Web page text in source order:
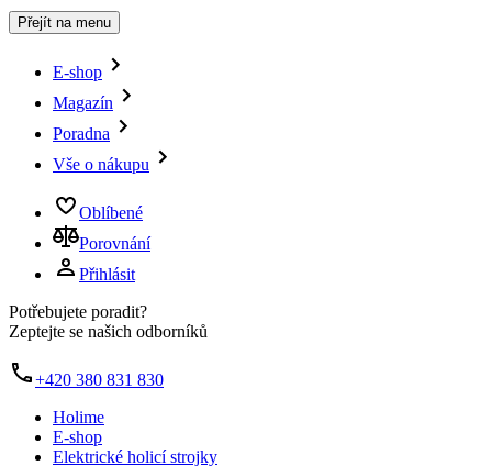
Přejít na menu
E-shop
Magazín
Poradna
Vše o nákupu
Oblíbené
Porovnání
Přihlásit
Potřebujete poradit?
Zeptejte se našich odborníků
+420 380 831 830
Holime
E-shop
Elektrické holicí strojky